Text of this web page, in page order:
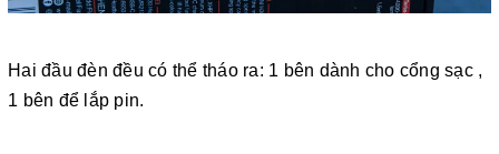
Hai đầu đèn đều có thể tháo ra: 1 bên dành cho cổng sạc ,
1 bên để lắp pin.